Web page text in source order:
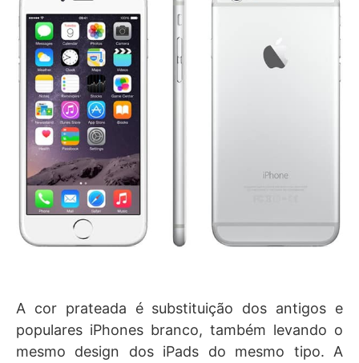
A cor prateada é substituição dos antigos e
populares iPhones branco, também levando o
mesmo design dos iPads do mesmo tipo. A